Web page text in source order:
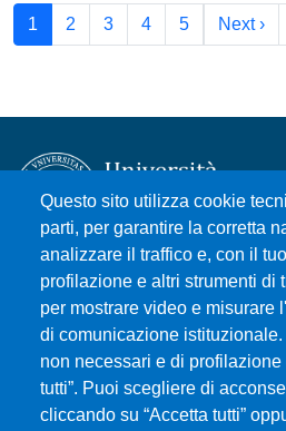
Pagination
1 2 3 4 5 Next ›
Questo sito utilizza cookie
parti, per garantire la corretta
analizzare il traffico e, con il
profilazione e altri strumenti di
per mostrare video e misurare
di comunicazione
non necessari e di profilazione
tutti”. Puoi scegliere di
cliccando su “Accetta tutti”
Università degli Studi di
Piazza Pugliatti, 1 - 98122
Cod. Fiscale 80004070837
P.IVA 00724160833
Centralino: 090 676 1